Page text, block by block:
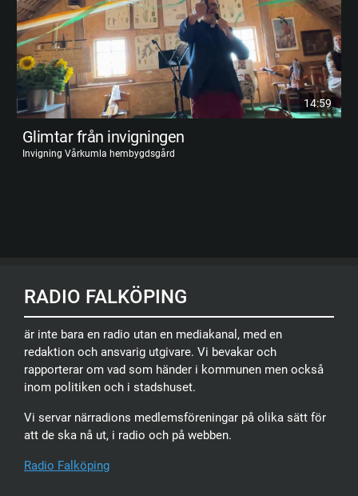
14:59
Glimtar från invigningen
Invigning Vårkumla hembygdsgård
RADIO FALKÖPING
är inte bara en radio utan en mediakanal, med en
redaktion och ansvarig utgivare. Vi bevakar och
rapporterar om vad som händer i kommunen men också
inom politiken och i stadshuset.
Vi servar närradions medlemsföreningar på olika sätt för
att de ska nå ut, i radio och på webben.
Radio Falköping